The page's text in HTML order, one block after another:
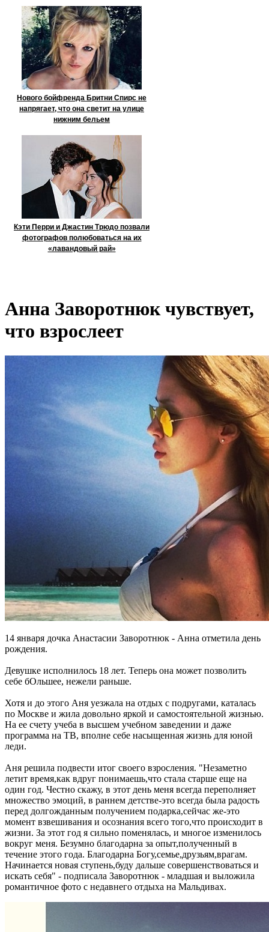
Нового бойфренда Бритни Спирс не
напрягает, что она светит на улице
нижним бельем
Кэти Перри и Джастин Трюдо позвали
фотографов полюбоваться на их
«лавандовый рай»
Анна Заворотнюк чувствует,
что взрослеет
14 января дочка Анастасии Заворотнюк - Анна отметила день
рождения.
Девушке исполнилось 18 лет. Теперь она может позволить
себе бОльшее, нежели раньше.
Хотя и до этого Аня уезжала на отдых с подругами, каталась
по Москве и жила довольно яркой и самостоятельной жизнью.
На ее счету учеба в высшем учебном заведении и даже
программа на ТВ, вполне себе насыщенная жизнь для юной
леди.
Аня решила подвести итог своего взросления. "Незаметно
летит время,как вдруг понимаешь,что стала старше еще на
один год. Честно скажу, в этот день меня всегда переполняет
множество эмоций, в раннем детстве-это всегда была радость
перед долгожданным получением подарка,сейчас же-это
момент взвешивания и осознания всего того,что происходит в
жизни. За этот год я сильно поменялась, и многое изменилось
вокруг меня. Безумно благодарна за опыт,полученный в
течение этого года. Благодарна Богу,семье,друзьям,врагам.
Начинается новая ступень,буду дальше совершенствоваться и
искать себя" - подписала Заворотнюк - младшая и выложила
романтичное фото с недавнего отдыха на Мальдивах.